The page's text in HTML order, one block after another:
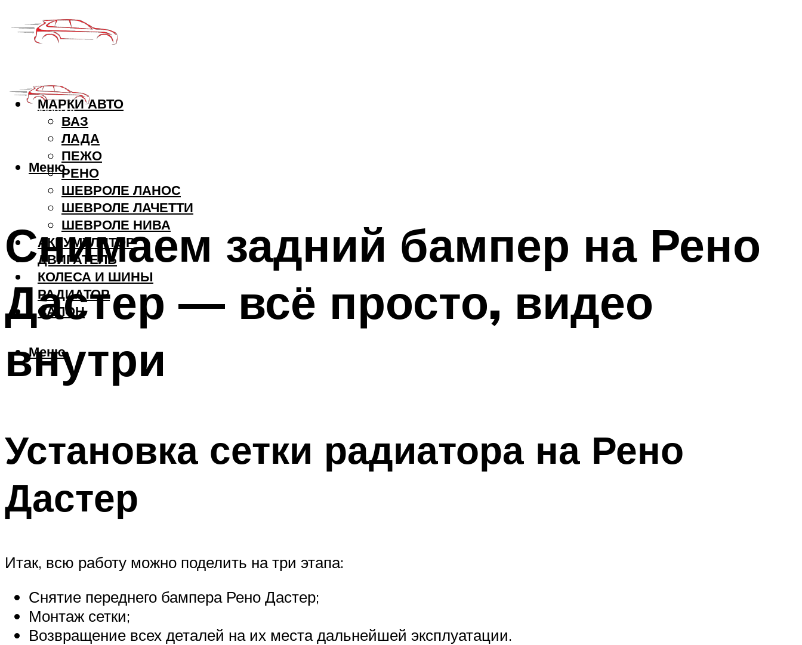
МАРКИ АВТО
ВАЗ
ЛАДА
ПЕЖО
РЕНО
ШЕВРОЛЕ ЛАНОС
ШЕВРОЛЕ ЛАЧЕТТИ
ШЕВРОЛЕ НИВА
АККУМУЛЯТОР
ДВИГАТЕЛЬ
КОЛЕСА И ШИНЫ
РАДИАТОР
САЛОН
Меню
Меню
Снимаем задний бампер на Рено
Дастер — всё просто, видео
внутри
Установка сетки радиатора на Рено
Дастер
Итак, всю работу можно поделить на три этапа:
Снятие переднего бампера Рено Дастер;
Монтаж сетки;
Возвращение всех деталей на их места дальнейшей эксплуатации.